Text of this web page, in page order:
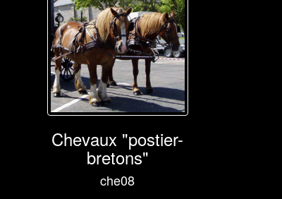
Chevaux "postier-
bretons"
che08